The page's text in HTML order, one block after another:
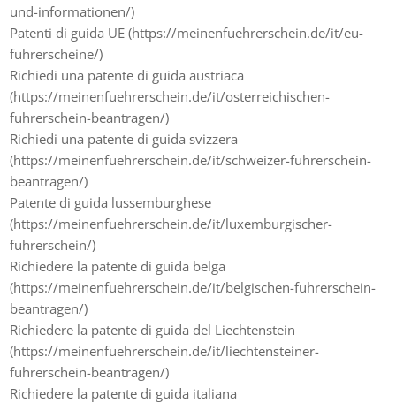
und-informationen/)
Patenti di guida UE (https://meinenfuehrerschein.de/it/eu-
fuhrerscheine/)
Richiedi una patente di guida austriaca
(https://meinenfuehrerschein.de/it/osterreichischen-
fuhrerschein-beantragen/)
Richiedi una patente di guida svizzera
(https://meinenfuehrerschein.de/it/schweizer-fuhrerschein-
beantragen/)
Patente di guida lussemburghese
(https://meinenfuehrerschein.de/it/luxemburgischer-
fuhrerschein/)
Richiedere la patente di guida belga
(https://meinenfuehrerschein.de/it/belgischen-fuhrerschein-
beantragen/)
Richiedere la patente di guida del Liechtenstein
(https://meinenfuehrerschein.de/it/liechtensteiner-
fuhrerschein-beantragen/)
Richiedere la patente di guida italiana